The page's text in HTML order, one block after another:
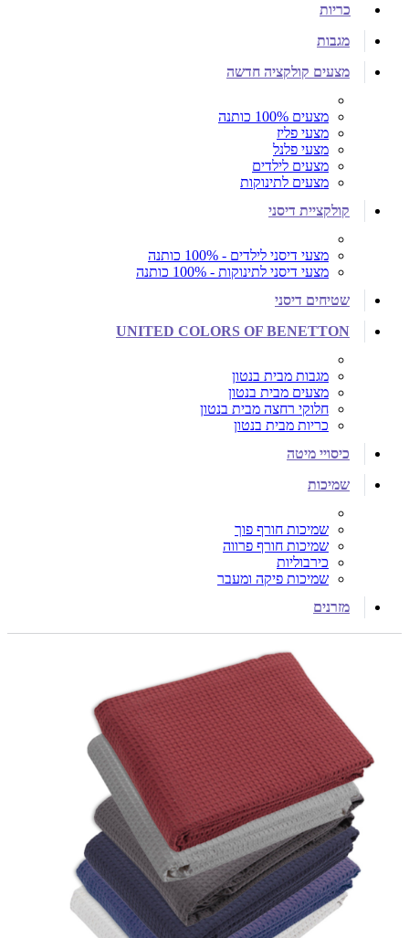
כריות
מגבות
מצעים קולקציה חדשה
מצעים 100% כותנה
מצעי פליז
מצעי פלנל
מצעים לילדים
מצעים לתינוקות
קולקציית דיסני
מצעי דיסני לילדים - 100% כותנה
מצעי דיסני לתינוקות - 100% כותנה
שטיחים דיסני
UNITED COLORS OF BENETTON
מגבות מבית בנטון
מצעים מבית בנטון
חלוקי רחצה מבית בנטון
כריות מבית בנטון
כיסויי מיטה
שמיכות
שמיכות חורף פוך
שמיכות חורף פרווה
כירבוליות
שמיכות פיקה ומעבר
מזרנים